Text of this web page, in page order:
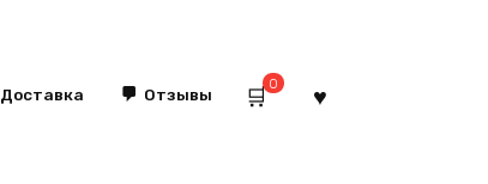
Доставка Отзывы
0